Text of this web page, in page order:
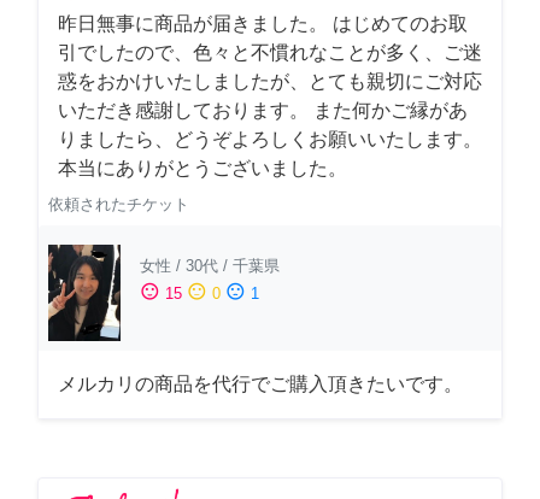
昨日無事に商品が届きました。 はじめてのお取
引でしたので、色々と不慣れなことが多く、ご迷
惑をおかけいたしましたが、とても親切にご対応
いただき感謝しております。 また何かご縁があ
りましたら、どうぞよろしくお願いいたします。
本当にありがとうございました。
依頼されたチケット
女性 / 30代 / 千葉県
sentiment_satisfied 15 sentiment_neutral 0 sentiment_dissatisfied 1
メルカリの商品を代行でご購入頂きたいです。